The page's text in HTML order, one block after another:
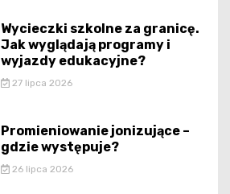
Wycieczki szkolne za granicę.
Jak wyglądają programy i
wyjazdy edukacyjne?
27 lipca 2026
Promieniowanie jonizujące –
gdzie występuje?
26 lipca 2026